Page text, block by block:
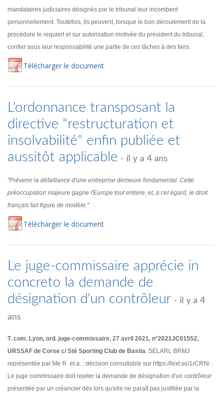
mandataires judiciaires désignés par le tribunal leur incombent
personnellement. Toutefois, ils peuvent, lorsque le bon déroulement de la
procédure le requiert et sur autorisation motivée du président du tribunal,
confier sous leur responsabilité une partie de ces tâches à des tiers.
Télécharger le document
L'ordonnance transposant la
directive "restructuration et
insolvabilité" enfin publiée et
aussitôt applicable - il y a 4 ans
"Prévenir la défaillance d'une entreprise demeure fondamental. Cette
préoccupation majeure gagne l'Europe tout entière, et, à cet égard, le droit
français fait figure de modèle."
Télécharger le document
Le juge-commissaire apprécie in
concreto la demande de
désignation d'un contrôleur - il y a 4
ans
T. com. Lyon, ord. juge-commissaire, 27 avril 2021, n°2021JC01552,
URSSAF de Corse c/ Sté Sporting Club de Bastia, SELARL BRMJ
représentée par Me R. et a. : décision consultable sur https://lext.so/1rCRNi :
Le juge commissaire doit rejeter la demande de désignation d'un contrôleur
présentée par un créancier dès lors qu'elle ne paraît pas justifiée par la